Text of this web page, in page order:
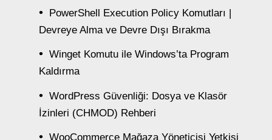
PowerShell Execution Policy Komutları |
Devreye Alma ve Devre Dışı Bırakma
Winget Komutu ile Windows’ta Program
Kaldırma
WordPress Güvenliği: Dosya ve Klasör
İzinleri (CHMOD) Rehberi
WooCommerce Mağaza Yöneticisi Yetkisi